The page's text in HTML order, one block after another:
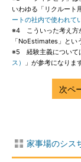
いわゆる「リクルート
ートの社内で使われて
※4 こういった考え方
「NoEstimates」とい
※5 経験主義について
ス）
」が参考になりま
家事場のシス